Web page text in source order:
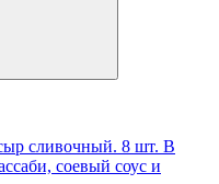
сливочный. 8 шт. В
соевый соус и